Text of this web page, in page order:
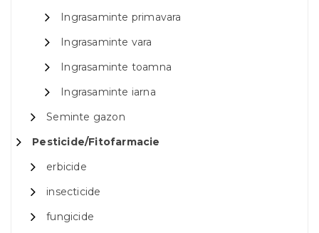
Ingrasaminte primavara
Ingrasaminte vara
Ingrasaminte toamna
Ingrasaminte iarna
Seminte gazon
Pesticide/Fitofarmacie
erbicide
insecticide
fungicide